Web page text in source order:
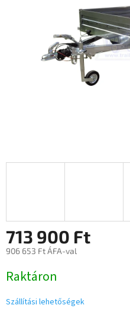
713 900 Ft
906 653 Ft ÁFA-val
Raktáron
Szállítási lehetőségek